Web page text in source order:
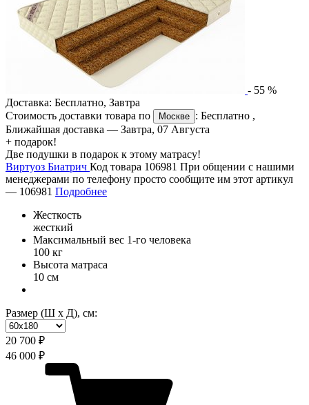
- 55 %
Доставка: Бесплатно, Завтра
Стоимость доставки товара по
Москве : Бесплатно ,
Ближайшая доставка — Завтра, 07 Августа
+ подарок!
Две подушки в подарок к этому матрасу!
Виртуоз Биатрич Код товара 106981 При общении с нашими
менеджерами по телефону просто сообщите им этот артикул
— 106981 Подробнее
Жесткость
жесткий
Максимальный вес 1-го человека
100 кг
Высота матраса
10 см
Размер (Ш х Д), см:
20 700 ₽
46 000 ₽